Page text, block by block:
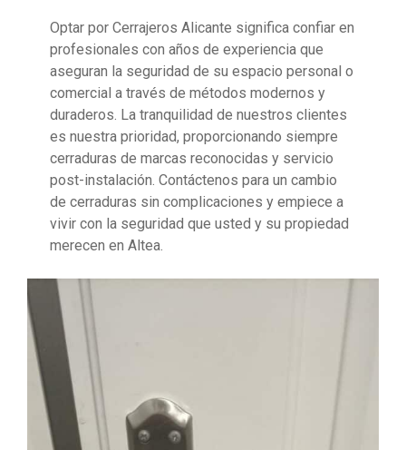
Optar por Cerrajeros Alicante significa confiar en
profesionales con años de experiencia que
aseguran la seguridad de su espacio personal o
comercial a través de métodos modernos y
duraderos. La tranquilidad de nuestros clientes
es nuestra prioridad, proporcionando siempre
cerraduras de marcas reconocidas y servicio
post-instalación. Contáctenos para un cambio
de cerraduras sin complicaciones y empiece a
vivir con la seguridad que usted y su propiedad
merecen en Altea.